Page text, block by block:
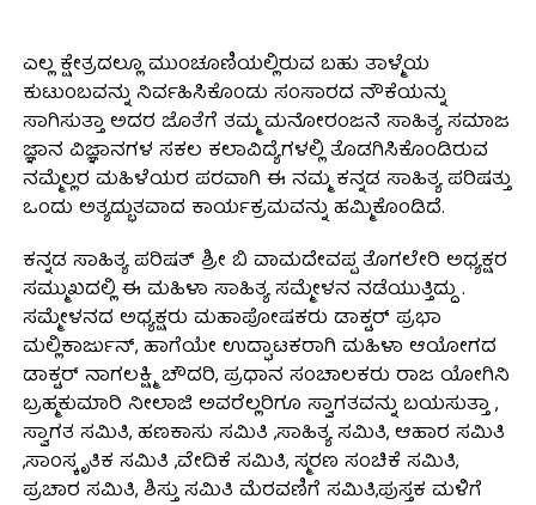
ಎಲ್ಲ ಕ್ಷೇತ್ರದಲ್ಲೂ ಮುಂಚೂಣಿಯಲ್ಲಿರುವ ಬಹು ತಾಳ್ಮೆಯ
ಕುಟುಂಬವನ್ನು ನಿರ್ವಹಿಸಿಕೊಂಡು ಸಂಸಾರದ ನೌಕೆಯನ್ನು
ಸಾಗಿಸುತ್ತಾ ಅದರ ಜೊತೆಗೆ ತಮ್ಮ ಮನೋರಂಜನೆ ಸಾಹಿತ್ಯ ಸಮಾಜ
ಜ್ಞಾನ ವಿಜ್ಞಾನಗಳ ಸಕಲ ಕಲಾವಿದ್ಯೆಗಳಲ್ಲಿ ತೊಡಗಿಸಿಕೊಂಡಿರುವ
ನಮ್ಮೆಲ್ಲರ ಮಹಿಳೆಯರ ಪರವಾಗಿ ಈ ನಮ್ಮ ಕನ್ನಡ ಸಾಹಿತ್ಯ ಪರಿಷತ್ತು
ಒಂದು ಅತ್ಯದ್ಭುತವಾದ ಕಾರ್ಯಕ್ರಮವನ್ನು ಹಮ್ಮಿಕೊಂಡಿದೆ.
ಕನ್ನಡ ಸಾಹಿತ್ಯ ಪರಿಷತ್ ಶ್ರೀ ಬಿ ವಾಮದೇವಪ್ಪ ತೊಗಲೇರಿ ಅಧ್ಯಕ್ಷರ
ಸಮ್ಮುಖದಲ್ಲಿ ಈ ಮಹಿಳಾ ಸಾಹಿತ್ಯ ಸಮ್ಮೇಳನ ನಡೆಯುತ್ತಿದ್ದು .
ಸಮ್ಮೇಳನದ ಅಧ್ಯಕ್ಷರು ಮಹಾಪೋಷಕರು ಡಾಕ್ಟರ್ ಪ್ರಭಾ
ಮಲ್ಲಿಕಾರ್ಜುನ್, ಹಾಗೆಯೇ ಉದ್ಘಾಟಕರಾಗಿ ಮಹಿಳಾ ಆಯೋಗದ
ಡಾಕ್ಟರ್ ನಾಗಲಕ್ಷ್ಮಿ ಚೌದರಿ, ಪ್ರಧಾನ ಸಂಚಾಲಕರು ರಾಜ ಯೋಗಿನಿ
ಬ್ರಹ್ಮಕುಮಾರಿ ನೀಲಾಜಿ ಅವರೆಲ್ಲರಿಗೂ ಸ್ವಾಗತವನ್ನು ಬಯಸುತ್ತಾ ,
ಸ್ವಾಗತ ಸಮಿತಿ, ಹಣಕಾಸು ಸಮಿತಿ ,ಸಾಹಿತ್ಯ ಸಮಿತಿ, ಆಹಾರ ಸಮಿತಿ
,ಸಾಂಸ್ಕೃತಿಕ ಸಮಿತಿ ,ವೇದಿಕೆ ಸಮಿತಿ, ಸ್ಮರಣ ಸಂಚಿಕೆ ಸಮಿತಿ,
ಪ್ರಚಾರ ಸಮಿತಿ, ಶಿಸ್ತು ಸಮಿತಿ ಮೆರವಣಿಗೆ ಸಮಿತಿ,ಪುಸ್ತಕ ಮಳಿಗೆ